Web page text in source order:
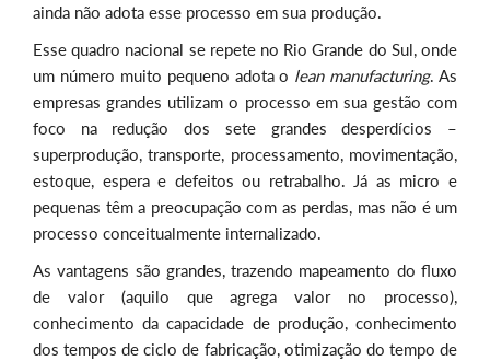
ainda não adota esse processo em sua produção.
Esse quadro nacional se repete no Rio Grande do Sul, onde
um número muito pequeno adota o lean manufacturing. As
empresas grandes utilizam o processo em sua gestão com
foco na redução dos sete grandes desperdícios –
superprodução, transporte, processamento, movimentação,
estoque, espera e defeitos ou retrabalho. Já as micro e
pequenas têm a preocupação com as perdas, mas não é um
processo conceitualmente internalizado.
As vantagens são grandes, trazendo mapeamento do fluxo
de valor (aquilo que agrega valor no processo),
conhecimento da capacidade de produção, conhecimento
dos tempos de ciclo de fabricação, otimização do tempo de